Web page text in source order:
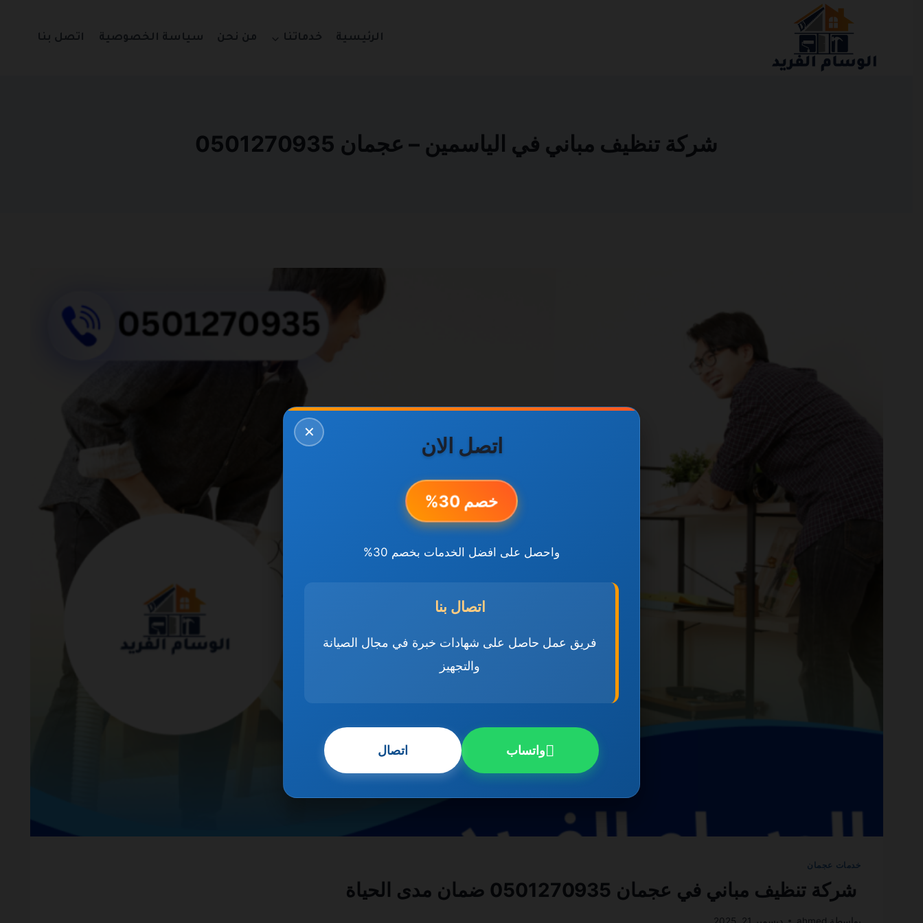
الرئيسية خدماتنا من نحن سياسة الخصوصية اتصل بنا
شركة تنظيف مباني في الياسمين – عجمان 0501270935
خدمات عجمان
شركة تنظيف مباني في عجمان 0501270935 ضمان مدى الحياة
✕
اتصل الان
خصم 30%
واحصل على افضل الخدمات بخصم 30%
اتصال بنا
فريق عمل حاصل على شهادات خبرة في مجال الصيانة
والتجهيز
واتساب اتصال